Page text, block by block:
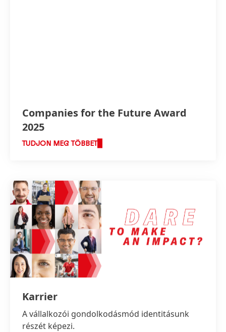
Magas
Alacsony
Hozzáadás Saját tartalomhoz
Companies for the Future Award
2025
TUDJON MEG TÖBBET
Karrier
A vállalkozói gondolkodásmód identitásunk
részét képezi.